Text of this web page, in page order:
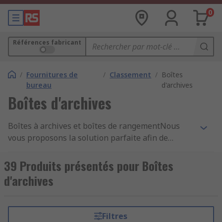
0
Références fabricant
/ Fournitures de
bureau
/ Classement / Boîtes
d'archives
Boîtes d'archives
Boîtes à archives et boîtes de rangementNous
vous proposons la solution parfaite afin de
archives et boîtes de rangement facilitent le
classement et le stockage grâce à un étiquetage
clair pour garantir que tous les documents sont
sécurité.Pourquoi acheter ces boîtes ?Les boîtes à
39 Produits présentés pour Boîtes
d'archives
Filtres